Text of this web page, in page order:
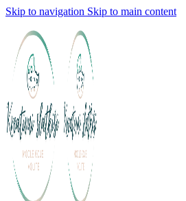
Skip to navigation Skip to main content